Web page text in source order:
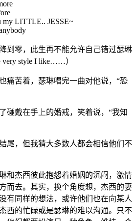
my LITTLE.. JESSE~
零，此生再不能允许自己错过瑟琳
very style I like……）
苦着，瑟琳唱完一曲对他说，“恐
戴在手上的婚戒，笑着说，“我知
，但我猜大多数人都会相信他们不
杰西彼此抱怨着婚姻的沉闷，激情
而去。其实，换个角度想，杰西的妻
有同样的想法，或许他们也在向某人
西的忙碌或是瑟琳的难以沟通。只不